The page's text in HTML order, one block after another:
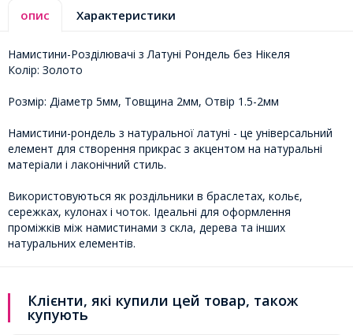
опис Характеристики
Намистини-Розділювачі з Латуні Рондель без Нікеля
Колір: Золото
Розмір: Діаметр 5мм, Товщина 2мм, Отвір 1.5-2мм
Намистини-рондель з натуральної латуні - це універсальний
елемент для створення прикрас з акцентом на натуральні
матеріали і лаконічний стиль.
Використовуються як роздільники в браслетах, кольє,
сережках, кулонах і чоток. Ідеальні для оформлення
проміжків між намистинами з скла, дерева та інших
натуральних елементів.
Клієнти, які купили цей товар, також
купують